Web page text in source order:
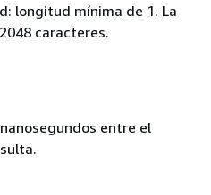
longitud mínima de 1. La
caracteres.
entre el